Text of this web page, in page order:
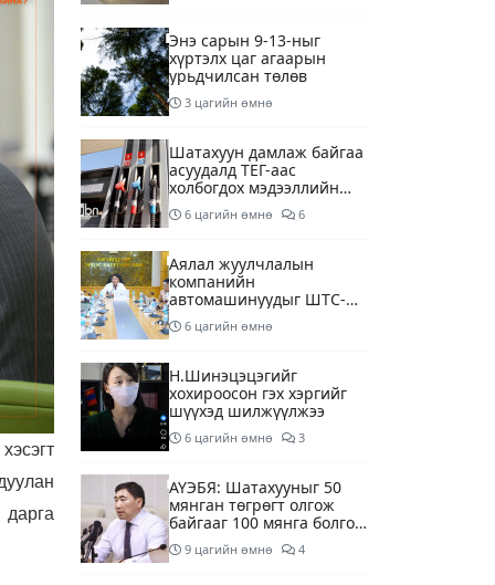
Энэ сарын 9-13-ныг
хүртэлх цаг агаарын
урьдчилсан төлөв
3 цагийн өмнө
Шатахуун дамлаж байгаа
асуудалд ТЕГ-аас
холбогдох мэдээллийн
дагуу шалгалтын
ажиллагааг эрчимжүүлж
6 цагийн өмнө 6
Аялал жуулчлалын
компанийн
автомашинуудыг ШТС-
ууд хязгаарлалтгүйгээр
шатахуун олгох
6 цагийн өмнө
Н.Шинэцэцэгийг
хохироосон гэх хэргийг
шүүхэд шилжүүлжээ
6 цагийн өмнө 3
АҮЭБЯ: Шатахууныг 50
мянган төгрөгт олгож
байгааг 100 мянга болгож
нэмэгдүүлэхээр ажиллаж
байна
9 цагийн өмнө 4